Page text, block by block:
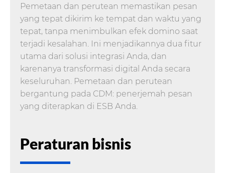
Pemetaan dan perutean memastikan pesan
yang tepat dikirim ke tempat dan waktu yang
tepat, tanpa menimbulkan efek domino saat
terjadi kesalahan. Ini menjadikannya dua fitur
utama dari solusi integrasi Anda, dan
karenanya transformasi digital Anda secara
keseluruhan. Pemetaan dan perutean
bergantung pada CDM: penerjemah pesan
yang diterapkan di ESB Anda.
Peraturan bisnis